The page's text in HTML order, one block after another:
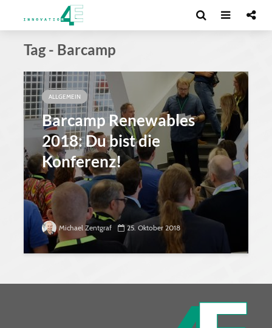
Tag - Barcamp
ALLGEMEIN
Barcamp Renewables
2018: Du bist die
Konferenz!
Michael Zentgraf 25. Oktober 2018